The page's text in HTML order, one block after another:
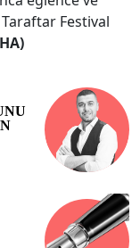
Taraftar Festival